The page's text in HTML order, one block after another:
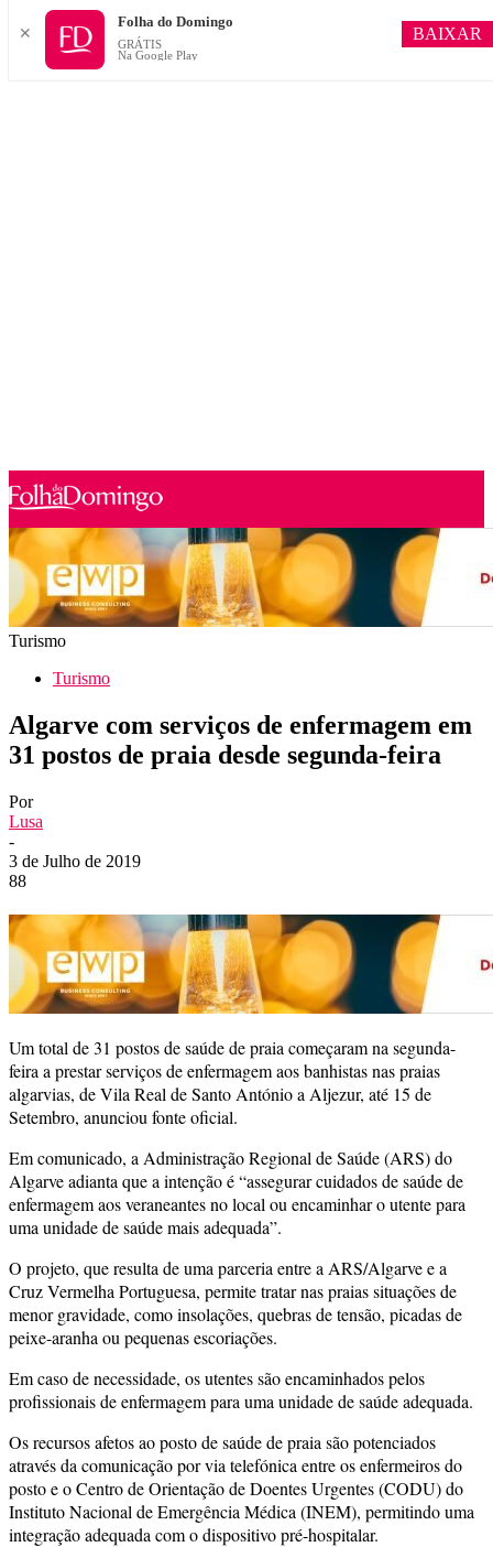
Turismo
Turismo
Algarve com serviços de enfermagem em
31 postos de praia desde segunda-feira
Por
Lusa
-
3 de Julho de 2019
88
Um total de 31 postos de saúde de praia começaram na segunda-
feira a prestar serviços de enfermagem aos banhistas nas praias
algarvias, de Vila Real de Santo António a Aljezur, até 15 de
Setembro, anunciou fonte oficial.
Em comunicado, a Administração Regional de Saúde (ARS) do
Algarve adianta que a intenção é “assegurar cuidados de saúde de
enfermagem aos veraneantes no local ou encaminhar o utente para
uma unidade de saúde mais adequada”.
O projeto, que resulta de uma parceria entre a ARS/Algarve e a
Cruz Vermelha Portuguesa, permite tratar nas praias situações de
menor gravidade, como insolações, quebras de tensão, picadas de
peixe-aranha ou pequenas escoriações.
Em caso de necessidade, os utentes são encaminhados pelos
profissionais de enfermagem para uma unidade de saúde adequada.
Os recursos afetos ao posto de saúde de praia são potenciados
através da comunicação por via telefónica entre os enfermeiros do
posto e o Centro de Orientação de Doentes Urgentes (CODU) do
Instituto Nacional de Emergência Médica (INEM), permitindo uma
integração adequada com o dispositivo pré-hospitalar.
✕
Folha do Domingo
GRÁTIS
Na Google Play
BAIXAR